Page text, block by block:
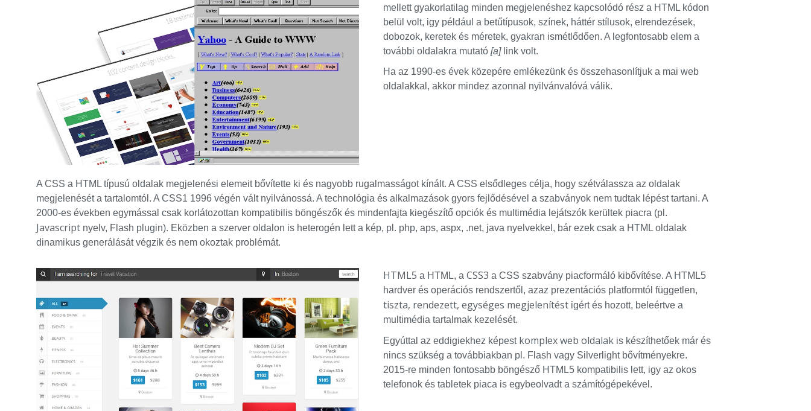
mellett gyakorlatilag minden megjelenéshez kapcsolódó rész a HTML kódon
belül volt, igy például a betűtípusok, színek, háttér stílusok, elrendezések,
dobozok, keretek és méretek, gyakran ismétlődően. A legfontosabb elem a
további oldalakra mutató [a]link volt.
Ha az 1990-es évek közepére emlékezünk és összehasonlítjuk a mai web
oldalakkal, akkor mindez azonnal nyilvánvalóvá válik.
A CSS a HTML típusú oldalak megjelenési elemeit bővítette ki és nagyobb rugalmasságot kínált. A CSS elsődleges célja, hogy szétválassza az oldalak
megjelenését a tartalomtól. A CSS1 1996 végén vált nyilvánossá. A technológia és alkalmazások gyors fejlődésével a szabványok nem tudtak lépést tartani. A
2000-es években egymással csak korlátozottan kompatibilis böngészők és mindenfajta kiegészítő opciók és multimédia lejátszók kerültek piacra (pl.
Javascript nyelv, Flash plugin). Eközben a szerver oldalon is heterogén lett a kép, pl. php, aps, aspx, .net, java nyelvekkel, bár ezek csak a HTML oldalak
dinamikus generálását végzik és nem okoztak problémát.
HTML5 a HTML, a CSS3 a CSS szabvány piacformáló kibővítése. A HTML5
hardver és operációs rendszertől, azaz prezentációs platformtól független,
tiszta, rendezett, egységes megjelenítést igért és hozott, beleértve a
multimédia tartalmak kezelését.
Egyúttal az eddigiekhez képestkomplex web oldalak is készíthetőek már és
nincs szükség a továbbiakban pl. Flash vagy Silverlight bővítményekre.
2015-re minden fontosabb böngésző HTML5 kompatibilis lett, igy az okos
telefonok és tabletek piaca is egybeolvadt a számítógépekével.